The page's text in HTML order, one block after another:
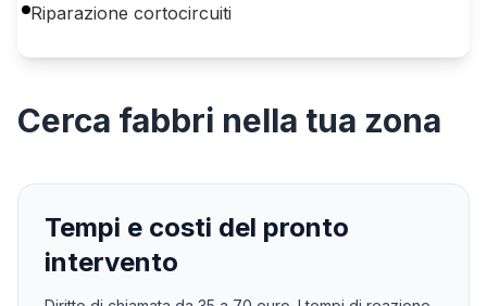
Riparazione cortocircuiti
Cerca fabbri nella tua zona
Tempi e costi del pronto
intervento